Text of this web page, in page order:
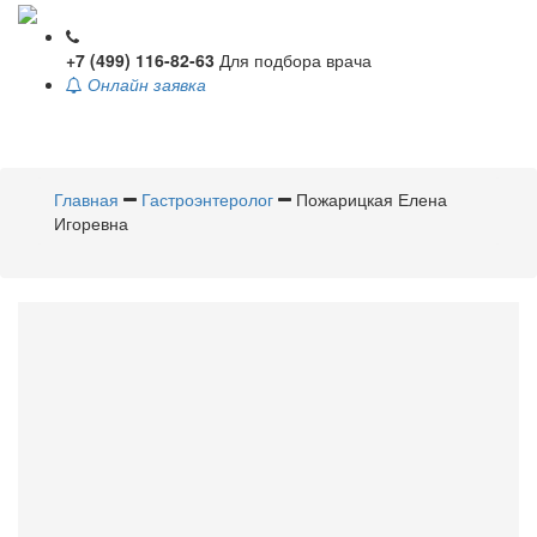
+7 (499) 116-82-63 Для подбора врача
Онлайн заявка
Главная
Гастроэнтеролог
Пожарицкая Елена
Игоревна